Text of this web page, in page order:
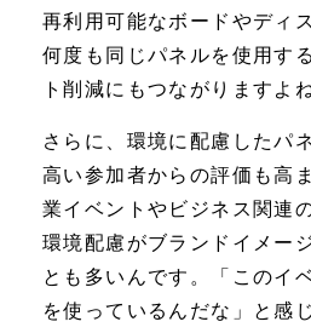
再利用可能なボードやディ
何度も同じパネルを使用す
ト削減にもつながりますよね
さらに、環境に配慮したパ
高い参加者からの評価も高
業イベントやビジネス関連
環境配慮がブランドイメー
とも多いんです。「このイ
を使っているんだな」と感